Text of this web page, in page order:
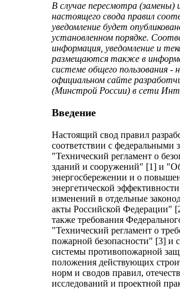
В случае пересмотра (замены)
настоящего свода правил
уведомление будет
установленном порядке.
информация, уведомление и
размещаются также в
системе общего пользования -
официальном сайте
(Минстрой России) в сети
Введение
Настоящий свод правил
соответствии с федеральными
"Технический регламент о
зданий и сооружений" [1] и
энергосбережении и о
энергетической
изменений в отдельные
акты Российской Федерации"
также требования
"Технический регламент о
пожарной безопасности" [3] и
системы противопожарной
положения действующих
норм и сводов правил,
исследований и проектной